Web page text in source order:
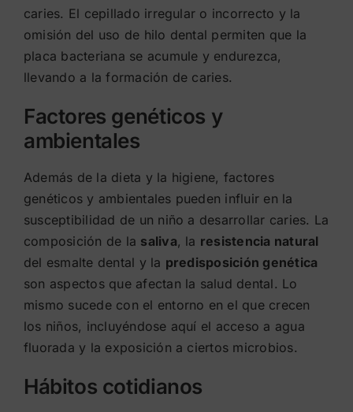
caries. El cepillado irregular o incorrecto y la
omisión del uso de hilo dental permiten que la
placa bacteriana se acumule y endurezca,
llevando a la formación de caries.
Factores genéticos y
ambientales
Además de la dieta y la higiene, factores
genéticos y ambientales pueden influir en la
susceptibilidad de un niño a desarrollar caries. La
composición de la saliva, la resistencia natural
del esmalte dental y la predisposición genética
son aspectos que afectan la salud dental. Lo
mismo sucede con el entorno en el que crecen
los niños, incluyéndose aquí el acceso a agua
fluorada y la exposición a ciertos microbios.
Hábitos cotidianos